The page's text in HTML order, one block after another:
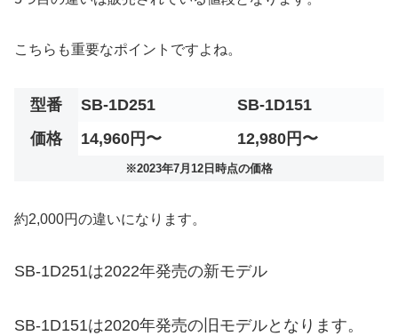
こちらも重要なポイントですよね。
型番 SB-1D251
SB-1D151
価格
14,960円〜 12,980円〜
※2023年7月12日時点の価格
約2,000円の違いになります。
SB-1D251は2022年発売の新モデル
SB-1D151は2020年発売の旧モデルとなります。